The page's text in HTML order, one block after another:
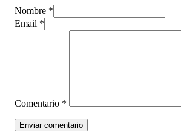
Nombre *
Email *
Comentario *